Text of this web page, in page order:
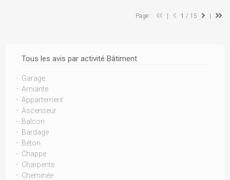
Tous les avis par activité Bâtiment
Garage
Amiante
Appartement
Ascenseur
Balcon
Bardage
Béton
Chappe
Charpente
Cheminée
Page : 1 / 15